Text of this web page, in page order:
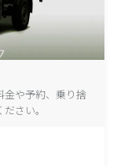
金や予約、乗り捨
さい。